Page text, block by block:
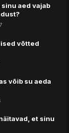
sinu aed vajab
võtted
võib su aeda
et sinu